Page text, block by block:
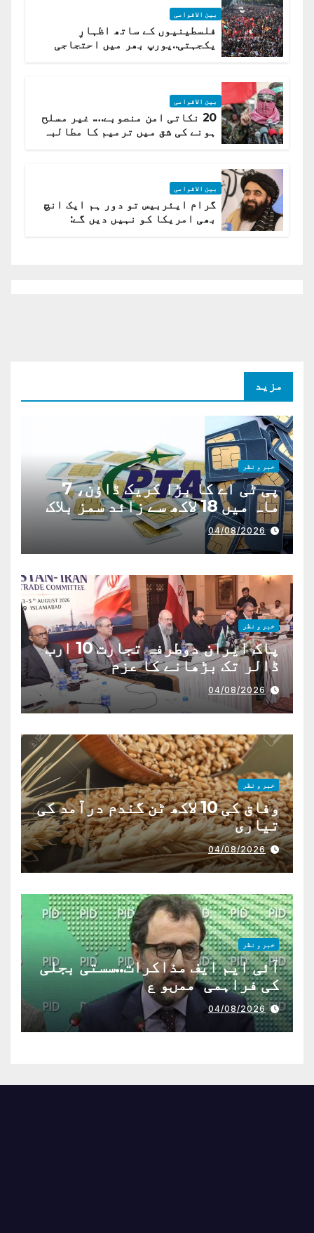
بین الاقوامی
فلسطینیوں کے ساتھ اظہارِ
یکجہتی..یورپ بھر میں احتجاجی
بین الاقوامی
20 نکاتی امن منصوبے…. غیر مسلح
ہونے کی شق میں ترمیم کا مطالبہ
بین الاقوامی
گرام ایئربیس تو دور ہم ایک انچ
بھی امریکا کو نہیں دیں گے:
مزید
خبر و نظر
پی ٹی اے کا بڑا کریک ڈاؤن، 7
ماہ میں 18 لاکھ سے زائد سمز بلاک
04/08/2026
خبر و نظر
پاک ایران دوطرفہ تجارت 10 ارب
ڈالر تک بڑھانے کا عزم
04/08/2026
خبر و نظر
وفاق کی 10 لاکھ ٹن گندم درآمد کی
تیاری
04/08/2026
خبر و نظر
آئی ایم ایف مذاکرات..سستی بجلی
کی فراہمی ممںو ع
04/08/2026